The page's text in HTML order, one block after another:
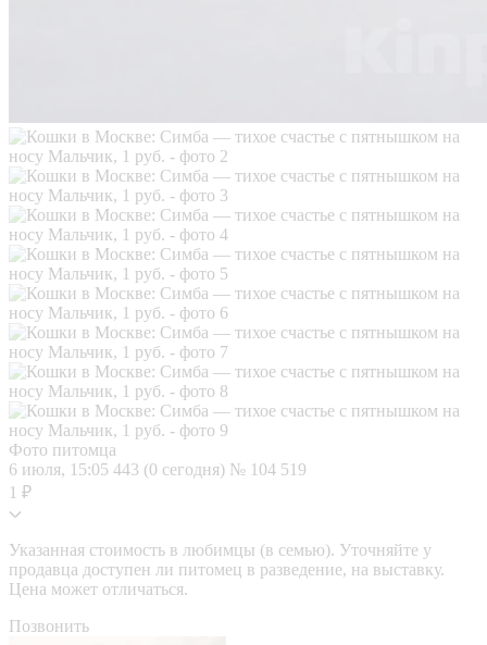
Фото питомца
6 июля, 15:05 443 (0 сегодня) № 104 519
1 ₽
Указанная стоимость в любимцы (в семью). Уточняйте у
продавца доступен ли питомец в разведение, на выставку.
Цена может отличаться.
Позвонить